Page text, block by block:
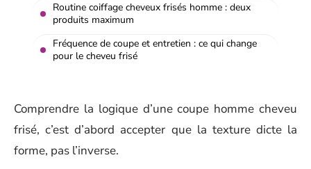
Routine coiffage cheveux frisés homme : deux
produits maximum
Fréquence de coupe et entretien : ce qui change
pour le cheveu frisé
Comprendre la logique d’une coupe homme cheveu
frisé, c’est d’abord accepter que la texture dicte la
forme, pas l’inverse.